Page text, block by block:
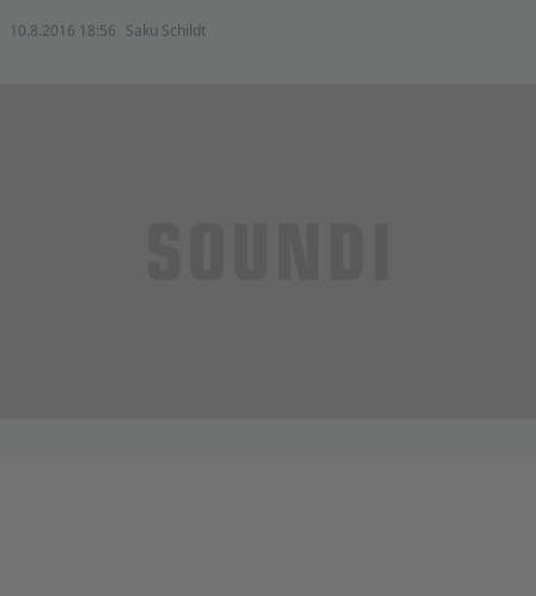
10.8.2016 18:56 Saku Schildt